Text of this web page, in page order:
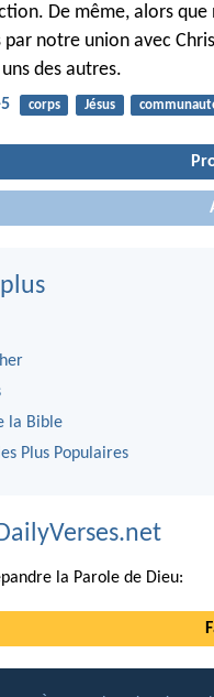
De même, alors
par notre union avec
des autres.
corps Jésus
la Bible
Plus Populaires
la Parole de Dieu: